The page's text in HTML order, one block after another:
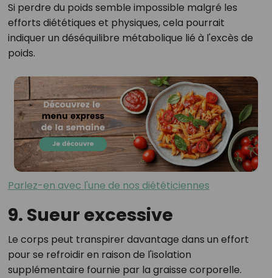
Si perdre du poids semble impossible malgré les
efforts diététiques et physiques, cela pourrait
indiquer un déséquilibre métabolique lié à l'excès de
poids.
Parlez-en avec l'une de nos diététiciennes
9. Sueur excessive
Le corps peut transpirer davantage dans un effort
pour se refroidir en raison de l'isolation
supplémentaire fournie par la graisse corporelle.